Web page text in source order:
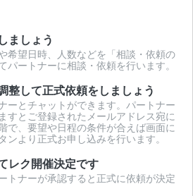
ましょう
希望日時、人数などを「相談・依頼の
パートナーに相談・依頼を行います。
整して正式依頼をしましょう
ーとチャットができます。パートナー
すとご登録されたメールアドレス宛に
で、要望や日程の条件が合えば画面に
ンより正式お申し込みを行います。
レク開催決定です
トナーが承認すると正式に依頼が決定